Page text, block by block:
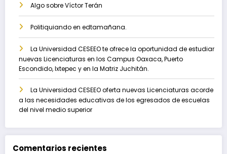
Algo sobre Víctor Terán
Politiquiando en edtamañana.
La Universidad CESEEO te ofrece la oportunidad de estudiar
nuevas Licenciaturas en los Campus Oaxaca, Puerto
Escondido, Ixtepec y en la Matriz Juchitán.
La Universidad CESEEO oferta nuevas Licenciaturas acorde
a las necesidades educativas de los egresados de escuelas
del nivel medio superior
Comentarios recientes